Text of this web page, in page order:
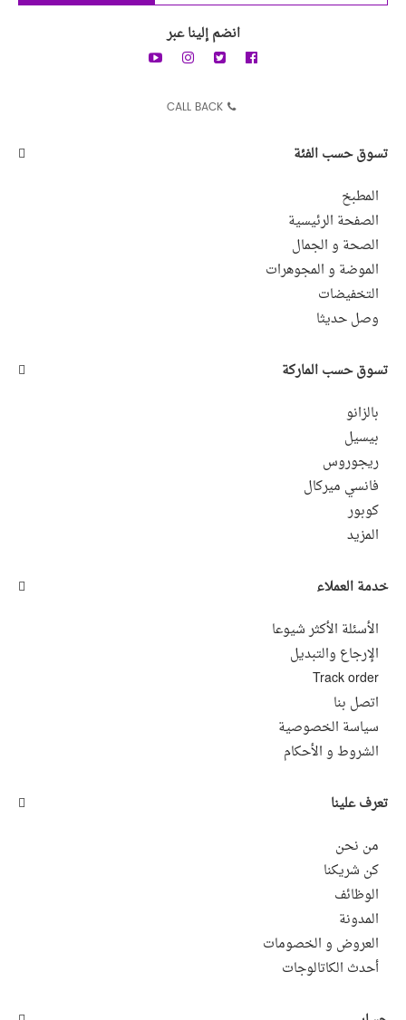
انضم إلينا عبر
CALL BACK
تسوق حسب الفئة
المطبخ
الصفحة الرئيسية
الصحة و الجمال
الموضة و المجوهرات
التخفيضات
وصل حديثا
تسوق حسب الماركة
بالزانو
بيسيل
ريجوروس
فانسي ميركال
كوبور
المزيد
خدمة العملاء
الأسئلة الأكثر شيوعا
الإرجاع والتبديل
Track order
اتصل بنا
سياسة الخصوصية
الشروط و اﻷحكام
تعرف علينا
من نحن
كن شريكنا
الوظائف
المدونة
العروض و الخصومات
أحدث الكاتالوجات